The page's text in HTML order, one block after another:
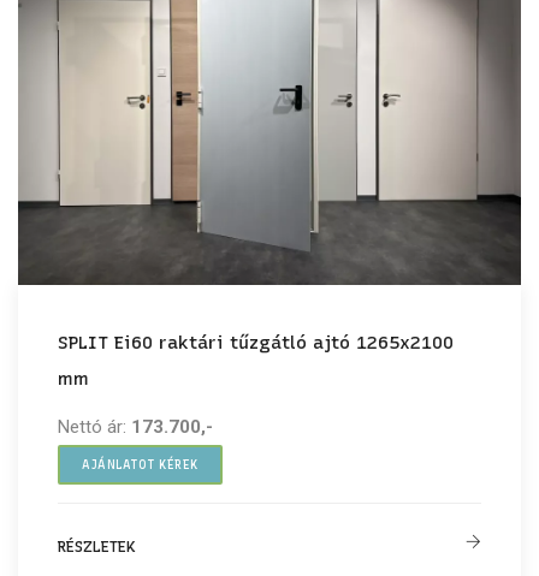
SPLIT Ei60 raktári tűzgátló ajtó 1265x2100
mm
Nettó ár: 173.700,-
AJÁNLATOT KÉREK
RÉSZLETEK